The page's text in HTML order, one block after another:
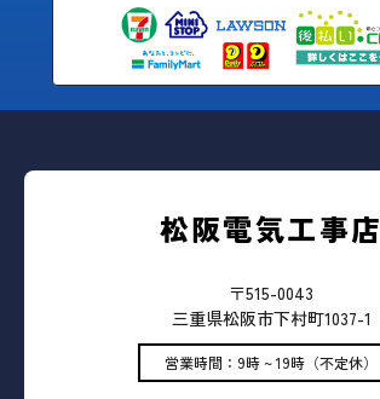
松阪電気工事店
〒515-0043
三重県松阪市下村町1037-1
営業時間：9時 ~ 19時（不定休）